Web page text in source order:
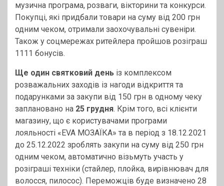
музична програма, розваги, вікторини та конкурси.
Покупці, які придбали товари на суму від 200 грн
одним чеком, отримали заохочувальні сувеніри.
Також у соцмережах ритейлера пройшов розіграш
1111 бонусів.
Ще один святковий день із комплексом
розважальних заходів із нагоди відкриття та
подарунками за закупи від 150 грн в одному чеку
заплановано на 25 грудня. Крім того, всі клієнти
магазину, що є користувачами програми
лояльності «EVA МОЗАЇКА» та в період з 18.12.2021
до 25.12.2022 зроблять закупи на суму від 250 грн
одним чеком, автоматично візьмуть участь у
розіграші техніки (стайлер, плойка, вирівнювач для
волосся, пилосос). Переможців буде визначено 28